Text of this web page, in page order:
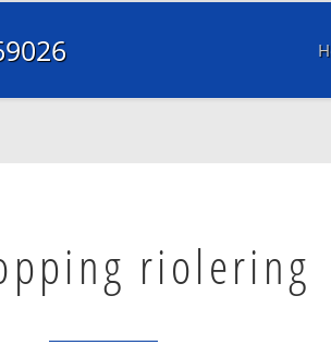
riolering